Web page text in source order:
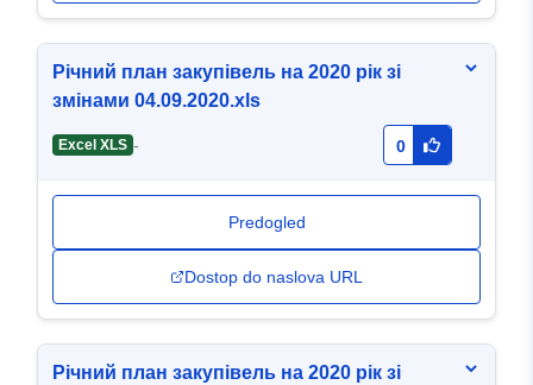
Річний план закупівель на 2020 рік зі
змінами 04.09.2020.xls
Excel XLS - 0
Predogled
Dostop do naslova URL
Річний план закупівель на 2020 рік зі